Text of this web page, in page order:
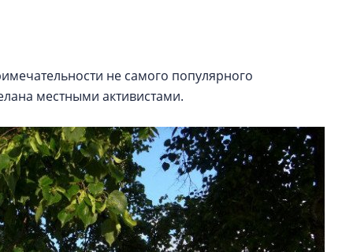
не самого популярного
местными активистами.